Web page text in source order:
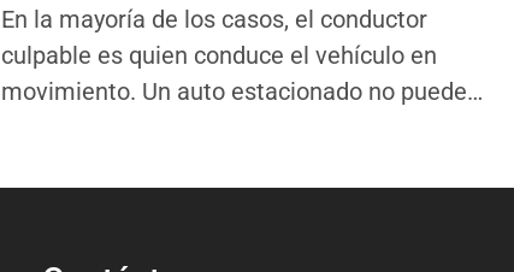
En la mayoría de los casos, el conductor
culpable es quien conduce el vehículo en
movimiento. Un auto estacionado no puede